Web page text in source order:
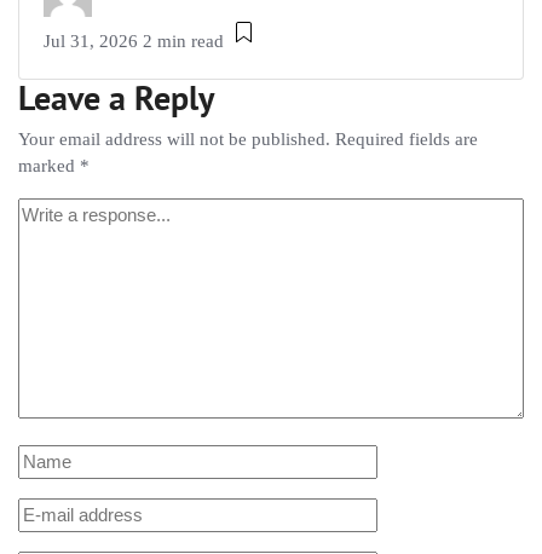
Jul 31, 2026 2 min read
Leave a Reply
Your email address will not be published. Required fields are
marked *